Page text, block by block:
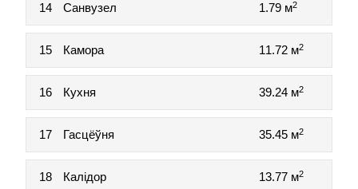
14 Санвузел 1.79 м2
15 Камора 11.72 м2
16 Кухня 39.24 м2
17 Гасцёўня 35.45 м2
18 Калідор 13.77 м2